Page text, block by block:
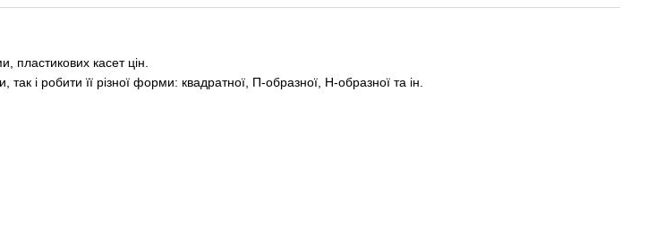
пластикових касет цін.
і робити її різної форми: квадратної, П-образної, Н-образної та ін.